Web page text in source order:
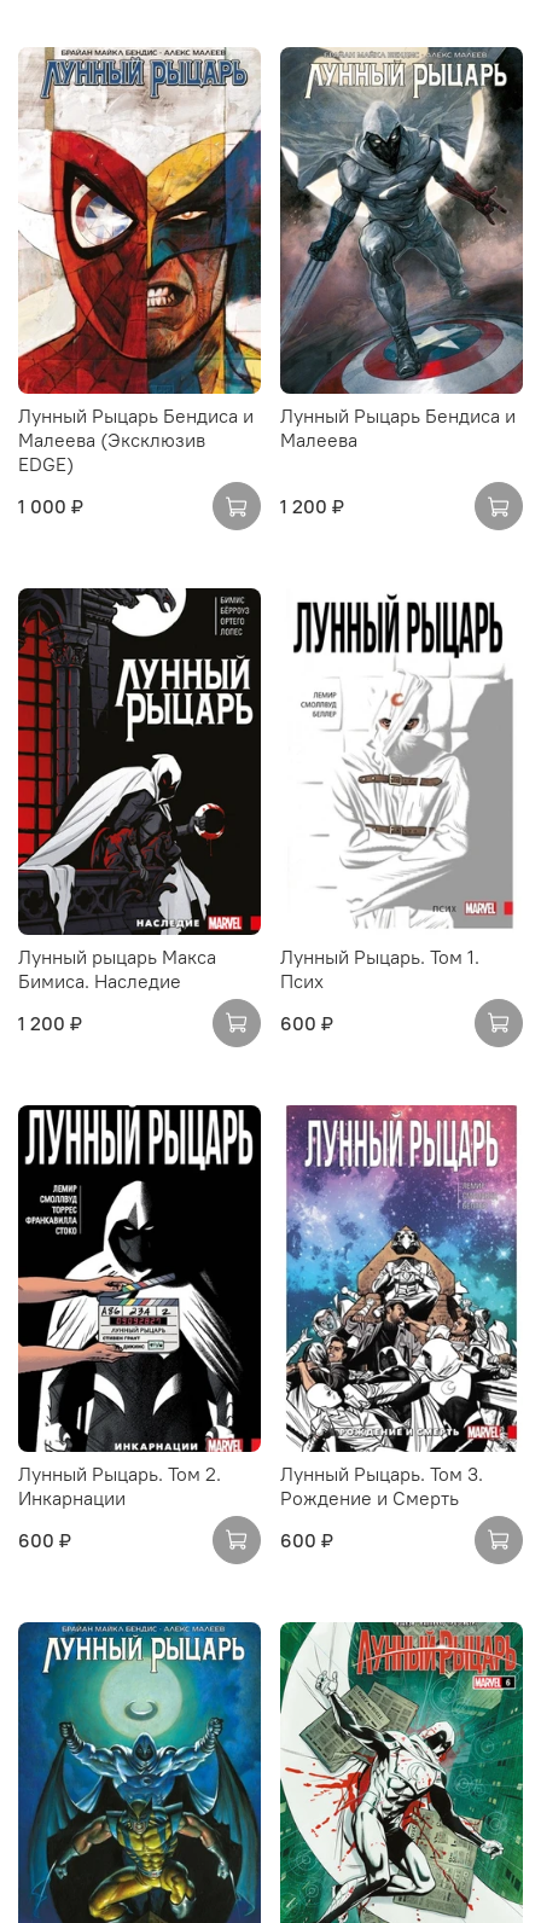
Лунный Рыцарь Бендиса и
Малеева (Эксклюзив
EDGE)
1 000 ₽
Лунный Рыцарь Бендиса и
Малеева
1 200 ₽
Лунный рыцарь Макса
Бимиса. Наследие
1 200 ₽
Лунный Рыцарь. Том 1.
Псих
600 ₽
Лунный Рыцарь. Том 2.
Инкарнации
600 ₽
Лунный Рыцарь. Том 3.
Рождение и Смерть
600 ₽